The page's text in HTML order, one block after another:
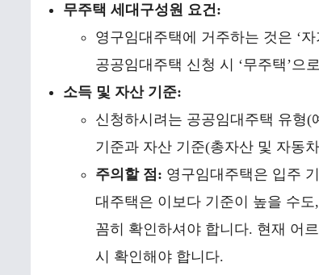
무주택 세대구성원 요건:
영구임대주택에 거주하는 것은 ‘
공공임대주택 신청 시 ‘무주택’으
소득 및 자산 기준:
신청하시려는 공공임대주택 유형
기준과 자산 기준(총자산 및 자동
주의할 점: 영구임대주택은 입주
대주택은 이보다 기준이 높을 수
꼼히 확인하셔야 합니다. 현재 어
시 확인해야 합니다.